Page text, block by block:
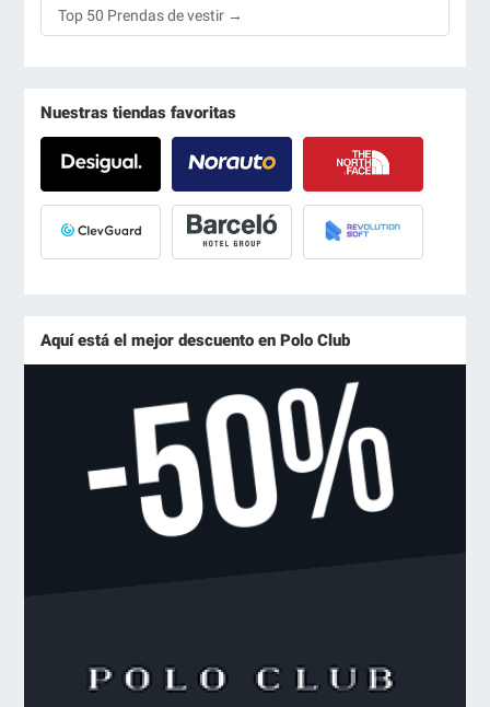
Top 50 Prendas de vestir →
Nuestras tiendas favoritas
Aquí está el mejor descuento en Polo Club